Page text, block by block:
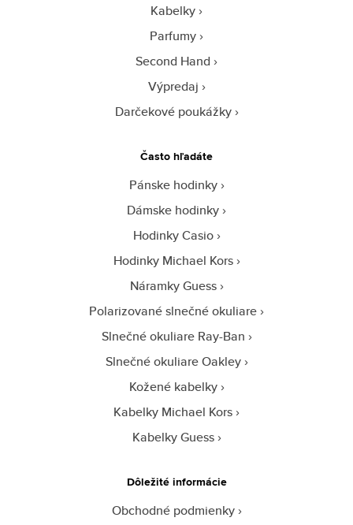
Kabelky
Parfumy
Second Hand
Výpredaj
Darčekové poukážky
Často hľadáte
Pánske hodinky
Dámske hodinky
Hodinky Casio
Hodinky Michael Kors
Náramky Guess
Polarizované slnečné okuliare
Slnečné okuliare Ray-Ban
Slnečné okuliare Oakley
Kožené kabelky
Kabelky Michael Kors
Kabelky Guess
Dôležité informácie
Obchodné podmienky